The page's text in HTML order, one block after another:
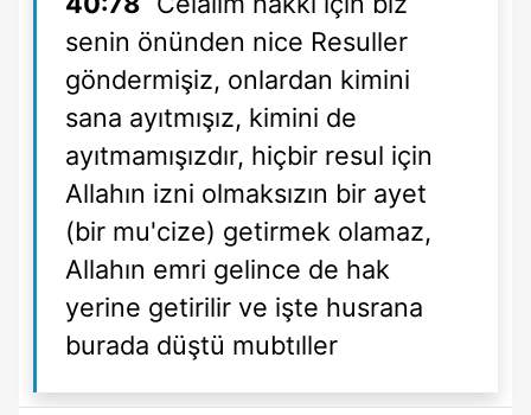
senin önünden nice Resuller
göndermişiz, onlardan kimini
sana ayıtmışız, kimini de
ayıtmamışızdır, hiçbir resul için
Allahın izni olmaksızın bir ayet
(bir mu'cize) getirmek olamaz,
Allahın emri gelince de hak
yerine getirilir ve işte husrana
burada düştü mubtıller